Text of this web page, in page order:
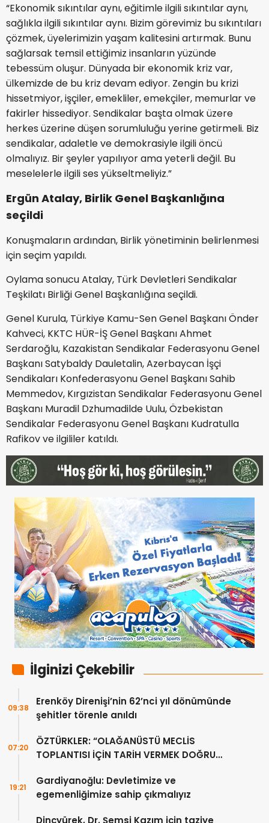
“Ekonomik sıkıntılar aynı, eğitimle ilgili sıkıntılar aynı,
sağlıkla ilgili sıkıntılar aynı. Bizim görevimiz bu sıkıntıları
çözmek, üyelerimizin yaşam kalitesini artırmak. Bunu
sağlarsak temsil ettiğimiz insanların yüzünde
tebessüm oluşur. Dünyada bir ekonomik kriz var,
ülkemizde de bu kriz devam ediyor. Zengin bu krizi
hissetmiyor, işçiler, emekliler, emekçiler, memurlar ve
fakirler hissediyor. Sendikalar başta olmak üzere
herkes üzerine düşen sorumluluğu yerine getirmeli. Biz
sendikalar, adaletle ve demokrasiyle ilgili öncü
olmalıyız. Bir şeyler yapılıyor ama yeterli değil. Bu
meselelerle ilgili ses yükseltmeliyiz.”
Ergün Atalay, Birlik Genel Başkanlığına
seçildi
Konuşmaların ardından, Birlik yönetiminin belirlenmesi
için seçim yapıldı.
Oylama sonucu Atalay, Türk Devletleri Sendikalar
Teşkilatı Birliği Genel Başkanlığına seçildi.
Genel Kurula, Türkiye Kamu-Sen Genel Başkanı Önder
Kahveci, KKTC HÜR-İŞ Genel Başkanı Ahmet
Serdaroğlu, Kazakistan Sendikalar Federasyonu Genel
Başkanı Satybaldy Dauletalin, Azerbaycan İşçi
Sendikaları Konfederasyonu Genel Başkanı Sahib
Memmedov, Kırgızistan Sendikalar Federasyonu Genel
Başkanı Muradil Dzhumadilde Uulu, Özbekistan
Sendikalar Federasyonu Genel Başkanı Kudratulla
Rafikov ve ilgililer katıldı.
İlginizi Çekebilir
Erenköy Direnişi’nin 62’nci yıl dönümünde
şehitler törenle anıldı
09:38
ÖZTÜRKLER: “OLAĞANÜSTÜ MECLİS
TOPLANTISI İÇİN TARİH VERMEK DOĞRU
07:20
Gardiyanoğlu: Devletimize ve
egemenliğimize sahip çıkmalıyız
19:21
Dinçyürek, Dr. Şemsi Kazım için taziye